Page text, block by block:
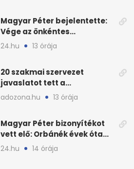
Magyar Péter bejelentette:
Vége az önkéntes
fogyasztáscsökkentésnek
24.hu 13 órája
20 szakmai szervezet
javaslatot tett a
fenntartható szélenergia-
adozona.hu 13 órája
Magyar Péter bizonyítékot
vett elő: Orbánék évek óta
tudtak az energiarendszer
összeomlásáról
24.hu 14 órája